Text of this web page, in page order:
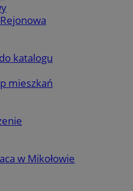
katalogu
mieszkań
w Mikołowie